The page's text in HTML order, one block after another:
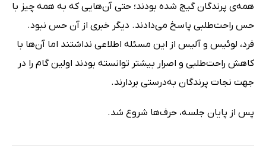
همه‌ی پرندگان گیج شده بودند؛ حتی آن‌هایی که به همه چیز با
حس راحت‌طلبی پاسخ می‌دادند. دیگر خبری از آن حس نبود.
فرد، لوئیس و آلیس از این مسئله اطلاعی نداشتند اما آن‌ها با
کاهش راحت‌طلبی و اصرار بیشتر توانسته بودند اولین گام را در
جهت نجات پرندگان به‌درستی بردارند.
پس از پایان جلسه، حرف‌ها شروع شد.